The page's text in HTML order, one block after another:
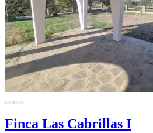
Finca Las Cabrillas I